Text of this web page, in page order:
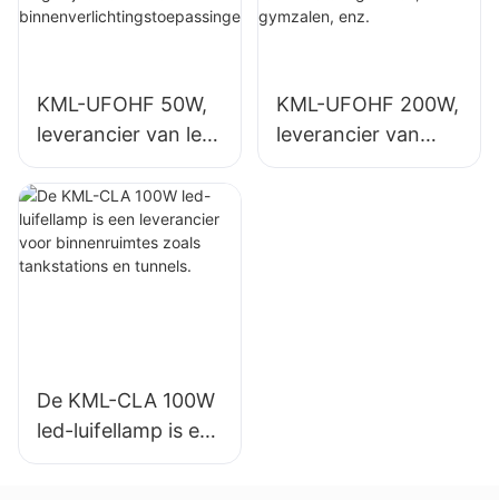
andere
complexen,
KML-UFOHF 50W,
leverancier van led-
hoogbouwlampen
voor industriële
installaties,
magazijnen en
KML-UFOHF 200W,
leverancier van
LED-
De KML-CLA 100W
led-luifellamp is een
leverancier voor